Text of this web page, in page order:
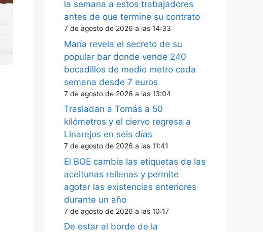
la semana a estos trabajadores
antes de que termine su contrato
7 de agosto de 2026 a las 14:33
María revela el secreto de su
popular bar donde vende 240
bocadillos de medio metro cada
semana desde 7 euros
7 de agosto de 2026 a las 13:04
Trasladan a Tomás a 50
kilómetros y el ciervo regresa a
Linarejos en seis días
7 de agosto de 2026 a las 11:41
El BOE cambia las etiquetas de las
aceitunas rellenas y permite
agotar las existencias anteriores
durante un año
7 de agosto de 2026 a las 10:17
De estar al borde de la